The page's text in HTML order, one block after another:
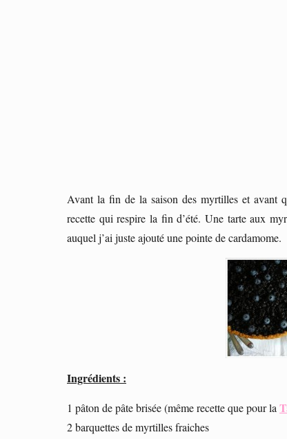
Avant la fin de la saison des myrtilles et avant
recette qui respire la fin d’été. Une tarte aux
auquel j’ai juste ajouté une pointe de cardamome.
Ingrédients :
1 pâton de pâte brisée (même recette que pour la
2 barquettes de myrtilles fraiches